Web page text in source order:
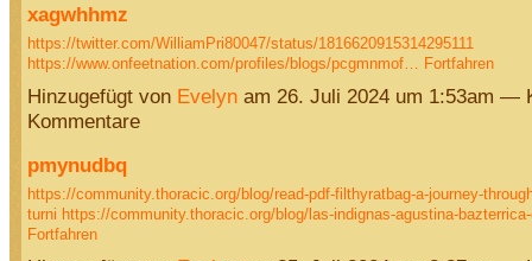
xagwhhmz
https://twitter.com/WilliamPri80047/status/1816620915314295111
https://www.onfeetnation.com/profiles/blogs/pcgmnmof…
Fortfahren
Hinzugefügt von Evelynam 26. Juli 2024 um 1:53am —
Kommentare
pmynudbq
https://community.thoracic.org/blog/read-pdf-filthyratbag-a-journey-
turni https://community.thoracic.org/blog/las-indignas-agustina-
Fortfahren